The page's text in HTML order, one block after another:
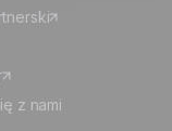
z nami